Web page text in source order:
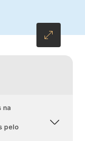
na
pelo